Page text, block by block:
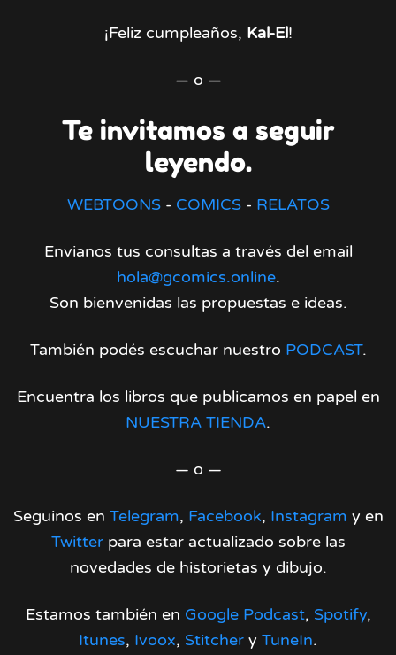
¡Feliz cumpleaños, Kal-El!
— o —
Te invitamos a seguir
leyendo.
WEBTOONS- COMICS- RELATOS
Envianos tus consultas a través del email
hola@gcomics.online.
Son bienvenidas las propuestas e ideas.
También podés escuchar nuestro PODCAST.
Encuentra los libros que publicamos en papel en
NUESTRA TIENDA.
— o —
Seguinos en Telegram, Facebook, Instagram y en
Twitterpara estar actualizado sobre las
novedades de historietas y dibujo.
Estamos también en Google Podcast, Spotify,
Itunes, Ivoox, Stitcher y TuneIn.